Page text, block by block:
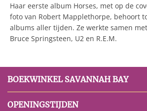
Haar eerste album Horses, met op de
foto van Robert Mapplethorpe, behoort
albums aller tijden. Ze werkte samen
Bruce Springsteen, U2 en R.E.M.
BOEKWINKEL SAVANNAH BAY
OPENINGSTIJDEN